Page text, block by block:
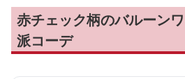
赤チェック柄のバルーン
派コーデ